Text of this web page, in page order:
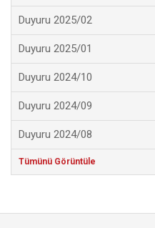
Duyuru 2025/02
Duyuru 2025/01
Duyuru 2024/10
Duyuru 2024/09
Duyuru 2024/08
Tümünü Görüntüle